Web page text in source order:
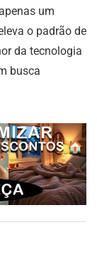
um
o padrão de
da tecnologia
busca